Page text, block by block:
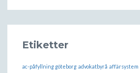
Etiketter
ac-påfyllning göteborg advokatbyrå affärsystem